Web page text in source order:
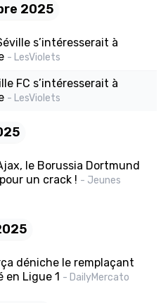
2025
s’intéresserait à
- LesViolets
FC s’intéresserait à
- LesViolets
le Borussia Dortmund
un crack ! - Jeunes
déniche le remplaçant
en Ligue 1 - DailyMercato